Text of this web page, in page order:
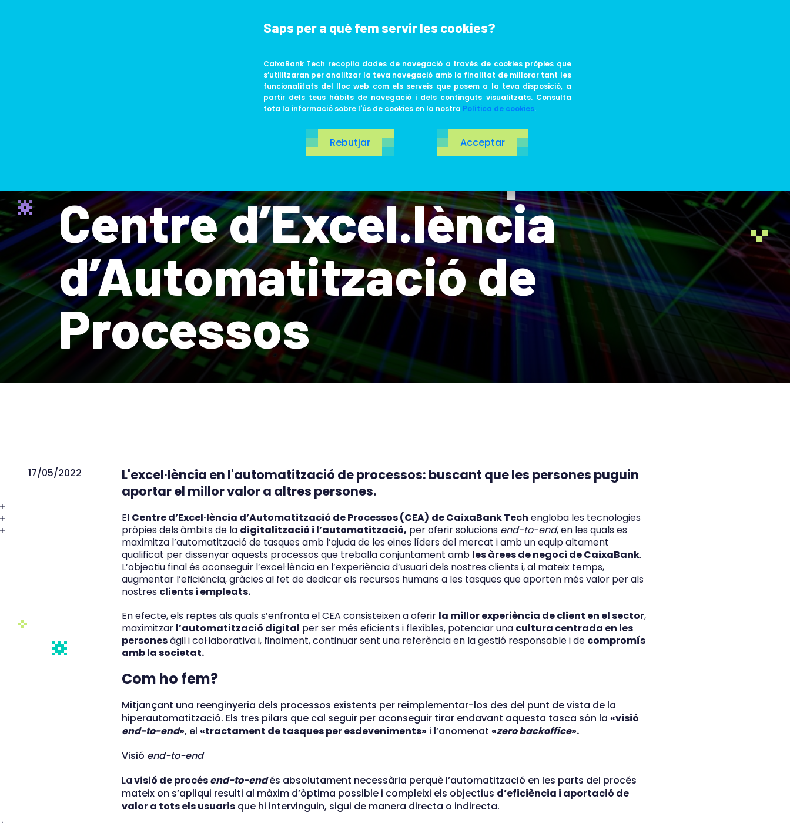
Saps per a què fem servir les cookies?
CaixaBank Tech recopila dades de navegació a través de cookies pròpies que
s’utilitzaran per analitzar la teva navegació amb la finalitat de millorar tant les
funcionalitats del lloc web com els serveis que posem a la teva disposició, a
partir dels teus hàbits de navegació i dels continguts visualitzats. Consulta
tota la informació sobre l'ús de cookies en la nostra Política de cookies.
Rebutjar Acceptar
ABOUT US LIFE AT TECH
CaixaBank Tech impulsa el
Centre d’Excel.lència
d’Automatització de
Processos
17/05/2022
L'excel·lència en l'automatització de processos: buscant que les persones puguin
aportar el millor valor a altres persones.
El Centre d’Excel·lència d’Automatització de Processos (CEA) de CaixaBank Tech engloba les tecnologies
pròpies dels àmbits de la digitalització i l’automatització, per oferir solucions end-to-end, en les quals es
maximitza l’automatització de tasques amb l’ajuda de les eines líders del mercat i amb un equip altament
qualificat per dissenyar aquests processos que treballa conjuntament amb les àrees de negoci de CaixaBank.
L’objectiu final és aconseguir l’excel·lència en l’experiència d’usuari dels nostres clients i, al mateix temps,
augmentar l’eficiència, gràcies al fet de dedicar els recursos humans a les tasques que aporten més valor per als
nostres clients i empleats.
En efecte, els reptes als quals s’enfronta el CEA consisteixen a oferir la millor experiència de client en el sector,
maximitzar l’automatització digital per ser més eficients i flexibles, potenciar una cultura centrada en les
personesàgil i col·laborativa i, finalment, continuar sent una referència en la gestió responsable i de compromís
amb la societat.
Com ho fem?
Mitjançant una reenginyeria dels processos existents per reimplementar-los des del punt de vista de la
hiperautomatització. Els tres pilars que cal seguir per aconseguir tirar endavant aquesta tasca són la «visió
end-to-end», el «tractament de tasques per esdeveniments» i l’anomenat «zero backoffice».
Visió end-to-end
Lavisió de procésend-to-endés absolutament necessària perquè l’automatització en les parts del procés
mateix on s’apliqui resulti al màxim d’òptima possible i compleixi els objectius d’eficiència i aportació de
valor a tots els usuarisque hi intervinguin, sigui de manera directa o indirecta.